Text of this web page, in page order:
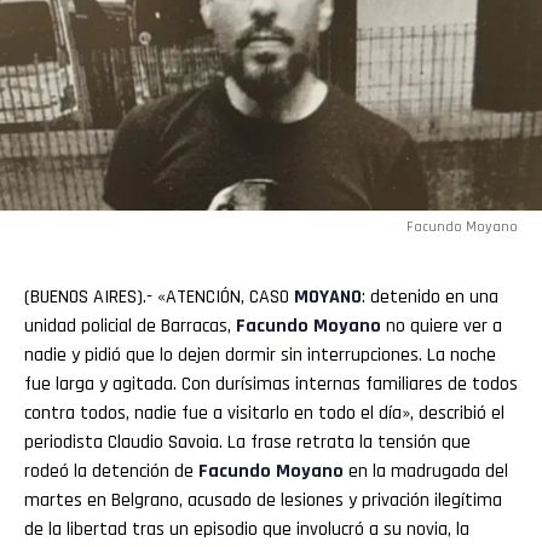
Facundo Moyano
(BUENOS AIRES).- «ATENCIÓN, CASO MOYANO: detenido en una
unidad policial de Barracas, Facundo Moyano no quiere ver a
nadie y pidió que lo dejen dormir sin interrupciones. La noche
fue larga y agitada. Con durísimas internas familiares de todos
contra todos, nadie fue a visitarlo en todo el día», describió el
periodista Claudio Savoia. La frase retrata la tensión que
rodeó la detención de Facundo Moyano en la madrugada del
martes en Belgrano, acusado de lesiones y privación ilegítima
de la libertad tras un episodio que involucró a su novia, la